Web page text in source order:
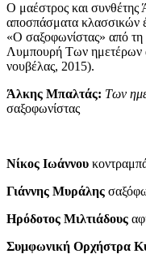
O μαέστρος και συνθέτης
αποσπάσματα κλασσικών
«Ο σαξοφωνίστας» από
Λυμπουρή Των ημετέρων
νουβέλας, 2015).
Άλκης Μπαλτάς: Των
σαξοφωνίστας
Νίκος Ιωάννου
Γιάννης Μυράλης
Ηρόδοτος Μιλτιάδους
Συμφωνική Ορχήστρα